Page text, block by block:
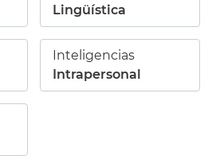
Lingüística
Inteligencias
Intrapersonal